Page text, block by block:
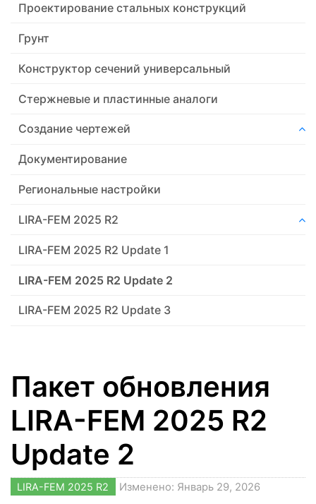
Проектирование стальных конструкций
Грунт
Конструктор сечений универсальный
Стержневые и пластинные аналоги
Создание чертежей
Документирование
Региональные настройки
LIRA-FEM 2025 R2
LIRA-FEM 2025 R2 Update 1
LIRA-FEM 2025 R2 Update 2
LIRA-FEM 2025 R2 Update 3
Пакет обновления
LIRA-FEM 2025 R2
Update 2
LIRA-FEM 2025 R2 Изменено: Январь 29, 2026